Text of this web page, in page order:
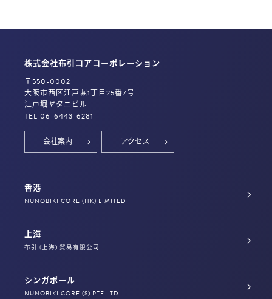
株式会社布引コアコーポレーション
〒550-0002
大阪市西区江戸堀1丁目25番7号
江戸堀ヤタニビル
TEL 06-6443-6281
会社案内 アクセス
香港
NUNOBIKI CORE (HK) LIMITED
上海
布引 (上海) 貿易有限公司
シンガポール
NUNOBIKI CORE (S) PTE.LTD.